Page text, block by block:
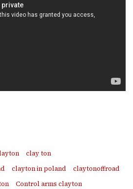
clay ton
clayton in poland
claytonoffroad
Control arms clayton